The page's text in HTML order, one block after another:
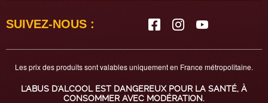
SUIVEZ-NOUS :
Les prix des produits sont valables uniquement en France métropolitaine.
L'ABUS D'ALCOOL EST DANGEREUX POUR LA SANTÉ, À
CONSOMMER AVEC MODÉRATION.